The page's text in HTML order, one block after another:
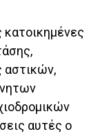
κατοικημένες
αστικών,
αυτές ο